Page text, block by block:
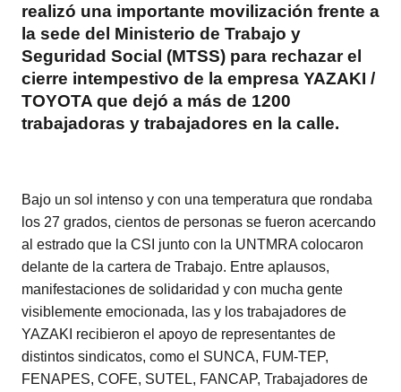
realizó una importante movilización frente a
la sede del Ministerio de Trabajo y
Seguridad Social (MTSS) para rechazar el
cierre intempestivo de la empresa YAZAKI /
TOYOTA que dejó a más de 1200
trabajadoras y trabajadores en la calle.
Bajo un sol intenso y con una temperatura que rondaba
los 27 grados, cientos de personas se fueron acercando
al estrado que la CSI junto con la UNTMRA colocaron
delante de la cartera de Trabajo. Entre aplausos,
manifestaciones de solidaridad y con mucha gente
visiblemente emocionada, las y los trabajadores de
YAZAKI recibieron el apoyo de representantes de
distintos sindicatos, como el SUNCA, FUM-TEP,
FENAPES, COFE, SUTEL, FANCAP, Trabajadores de